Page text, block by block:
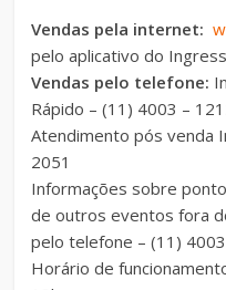
Vendas pela internet:
pelo aplicativo do
Vendas pelo telefone:
Rápido – (11) 4003 –
Atendimento pós venda
2051
Informações sobre
de outros eventos fora
pelo telefone – (11)
Horário de